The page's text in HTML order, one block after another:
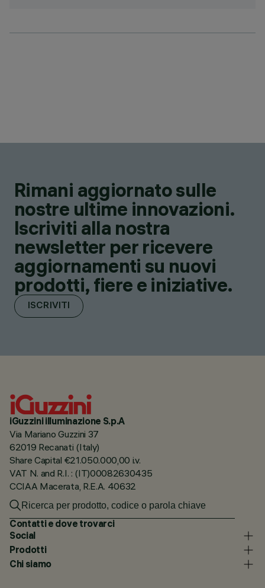
Rimani aggiornato sulle
nostre ultime innovazioni.
Iscriviti alla nostra
newsletter per ricevere
aggiornamenti su nuovi
prodotti, fiere e iniziative.
ISCRIVITI
iGuzzini illuminazione S.p.A
Via Mariano Guzzini 37
62019 Recanati (Italy)
Share Capital €21.050.000,00 i.v.
VAT N. and R.I. : (IT)00082630435
CCIAA Macerata, R.E.A. 40632
Contatti e dove trovarci
Social
Prodotti
Chi siamo